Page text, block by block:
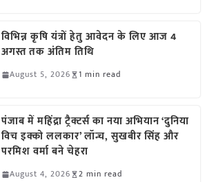
विभिन्न कृषि यंत्रों हेतु आवेदन के लिए आज 4
अगस्त तक अंतिम तिथि
August 5, 2026 1 min read
पंजाब में महिंद्रा ट्रैक्टर्स का नया अभियान ‘दुनिया
विच इक्को ललकार’ लॉन्च, सुखबीर सिंह और
परमिश वर्मा बने चेहरा
August 4, 2026 2 min read